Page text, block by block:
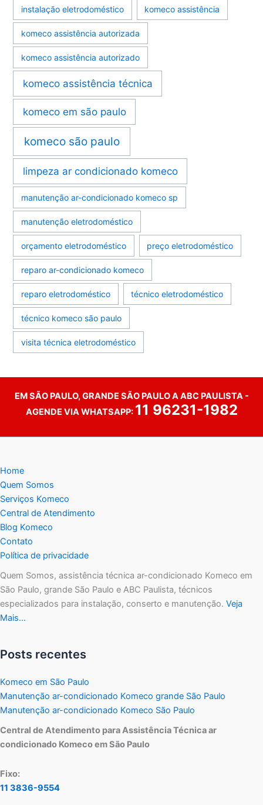
instalação eletrodoméstico komeco assistência
komeco assistência autorizada
komeco assistência autorizado
komeco assistência técnica
komeco em são paulo
komeco são paulo
limpeza ar condicionado komeco
manutenção ar-condicionado komeco sp
manutenção eletrodoméstico
orçamento eletrodoméstico preço eletrodoméstico
reparo ar-condicionado komeco
reparo eletrodoméstico técnico eletrodoméstico
técnico komeco são paulo
visita técnica eletrodoméstico
EM SÃO PAULO, GRANDE SÃO PAULO A ABC PAULISTA -
AGENDE VIA WHATSAPP: 11 96231-1982
Home
Quem Somos
Serviços Komeco
Central de Atendimento
Blog Komeco
Contato
Política de privacidade
Quem Somos, assistência técnica ar-condicionado Komeco em
São Paulo, grande São Paulo e ABC Paulista, técnicos
especializados para instalação, conserto e manutenção. Veja
Mais…
Posts recentes
Komeco em São Paulo
Manutenção ar-condicionado Komeco grande São Paulo
Manutenção ar-condicionado Komeco São Paulo
Central de Atendimento para Assistência Técnica ar
condicionado Komeco em São Paulo
Fixo:
11 3836-9554